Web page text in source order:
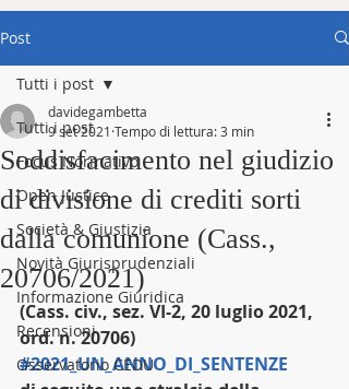
Post
Tutti i post
Focus Normativo
Open Justice
Società & Giustizia
Novità Giurisprudenziali
Informazione Giuridica
Recensioni
Osservatorio CEDU
Tutti i post
Soddisfacimento nel giudizio
di divisione di crediti sorti
dalla comunione (Cass.,
20706/2021)
davidegambetta
9 set 2021 Tempo di lettura: 3 min
(Cass. civ., sez. VI-2, 20 luglio 2021,
ord. n. 20706)
#2021_UN_ANNO_DI_SENTENZE